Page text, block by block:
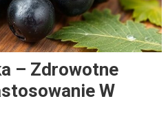
– Zdrowotne
W